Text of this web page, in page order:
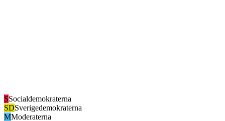
SSocialdemokraterna
SDSverigedemokraterna
MModeraterna